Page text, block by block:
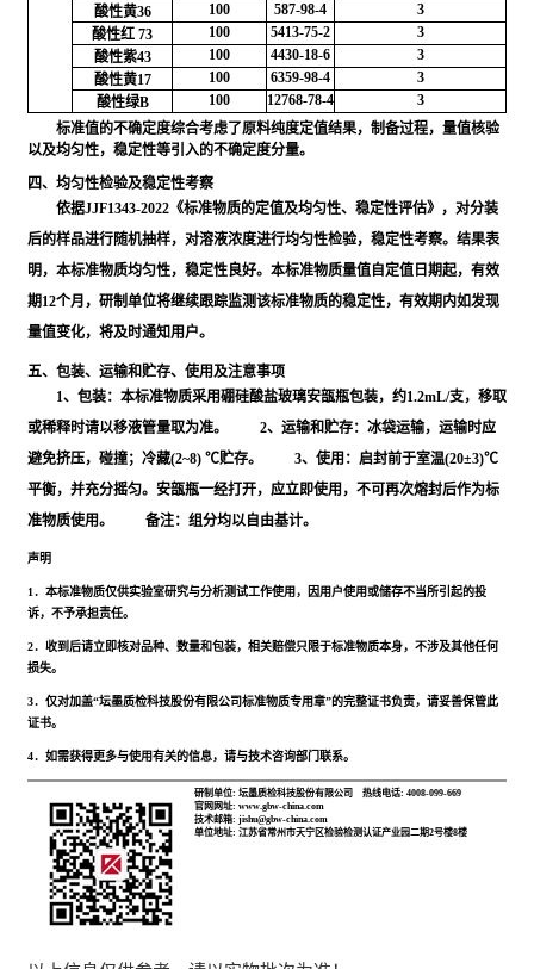
酸性黄36
100 587-98-4
3
酸性红 73
100 5413-75-2
3
酸性紫43
100 4430-18-6
3
酸性黄17
100 6359-98-4
3
酸性绿B
100 12768-78-4
3
标准值的不确定度综合考虑了原料纯度定值结果，制备过程，量值核验
以及均匀性，稳定性等引入的不确定度分量。
四、均匀性检验及稳定性考察
依据JJF1343-2022《标准物质的定值及均匀性、稳定性评估》，对分装
后的样品进行随机抽样，对溶液浓度进行均匀性检验，稳定性考察。结果表
明，本标准物质均匀性，稳定性良好。本标准物质量值自定值日期起，有效
期12个月，研制单位将继续跟踪监测该标准物质的稳定性，有效期内如发现
量值变化，将及时通知用户。
五、包装、运输和贮存、使用及注意事项
1、包装：本标准物质采用硼硅酸盐玻璃安瓿瓶包装，约1.2mL/支，移取
或稀释时请以移液管量取为准。 2、运输和贮存：冰袋运输，运输时应
避免挤压，碰撞；冷藏(2~8) ℃贮存。 3、使用：启封前于室温(20±3)℃
平衡，并充分摇匀。安瓿瓶一经打开，应立即使用，不可再次熔封后作为标
准物质使用。 备注：组分均以自由基计。
声明
1．本标准物质仅供实验室研究与分析测试工作使用，因用户使用或储存不当所引起的投
诉，不予承担责任。
2．收到后请立即核对品种、数量和包装，相关赔偿只限于标准物质本身，不涉及其他任何
损失。
3．仅对加盖“坛墨质检科技股份有限公司标准物质专用章”的完整证书负责，请妥善保管此
证书。
4．如需获得更多与使用有关的信息，请与技术咨询部门联系。
研制单位: 坛墨质检科技股份有限公司
热线电话: 4008-099-669
官网网址: www.gbw-china.com
技术邮箱: jishu@gbw-china.com
单位地址: 江苏省常州市天宁区检验检测认证产业园二期2号楼8楼